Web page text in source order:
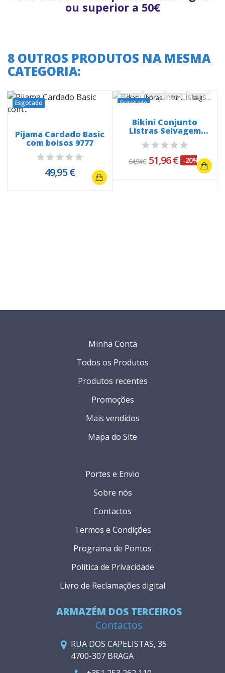
ou superior a 50€
8 OUTROS PRODUTOS NA MESMA
CATEGORIA:
Esgotado
Pijama Cardado Basic
com bolsos 9777
49,95 €
A oferta termina em:
dias horas min. seg.
Esgotado
Bikini Conjunto
Listras Selvagem
77127C
64,94 € 51,96 € -20%
ARMAZÉM DOS TERCEIROS
Contactos
RUA DOS CAPELISTAS, 35
4700-307 BRAGA
Portes e Envio
Sobre nós
Contactos
Termos e Condições
Programa de Pontos
Política de Privacidade
Livro de Reclamações digital
Minha Conta
Todos os Produtos
Produtos recentes
Promoções
Mais vendidos
Mapa do Site